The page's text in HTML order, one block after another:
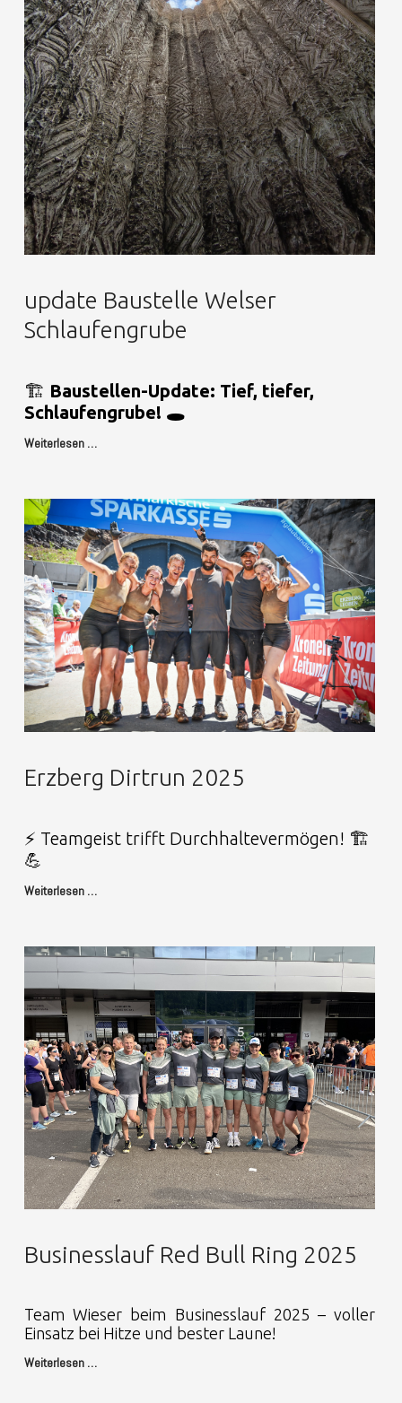
update Baustelle Welser
Schlaufengrube
🏗️ Baustellen-Update: Tief, tiefer,
Schlaufengrube! 🕳️
Weiterlesen …
Erzberg Dirtrun 2025
⚡ Teamgeist trifft Durchhaltevermögen! 🏗️
💪
Weiterlesen …
Businesslauf Red Bull Ring 2025
Team Wieser beim Businesslauf 2025 – voller
Einsatz bei Hitze und bester Laune!
Weiterlesen …